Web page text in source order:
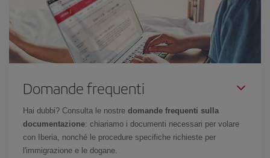
Domande frequenti
Hai dubbi? Consulta le nostre domande frequenti sulla
documentazione: chiariamo i documenti necessari per volare
con Iberia, nonché le procedure specifiche richieste per
l'immigrazione e le dogane.